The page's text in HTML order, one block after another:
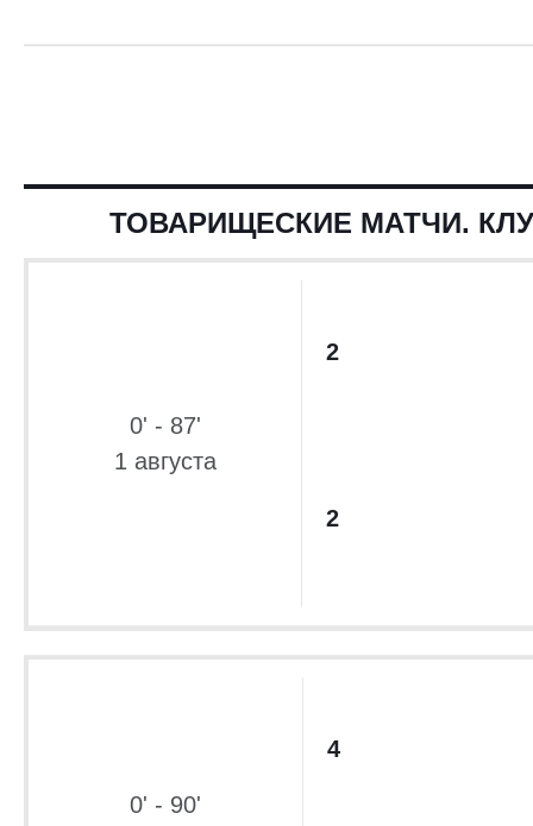
ТОВАРИЩЕСКИЕ МАТЧИ.
0' - 87'
1 августа
2
2
0' - 90'
4